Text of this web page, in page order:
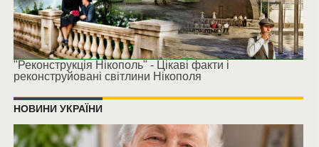
"Реконструкція Нікополь" - Цікаві факти і
реконструйовані світлини Нікополя
НОВИНИ УКРАЇНИ